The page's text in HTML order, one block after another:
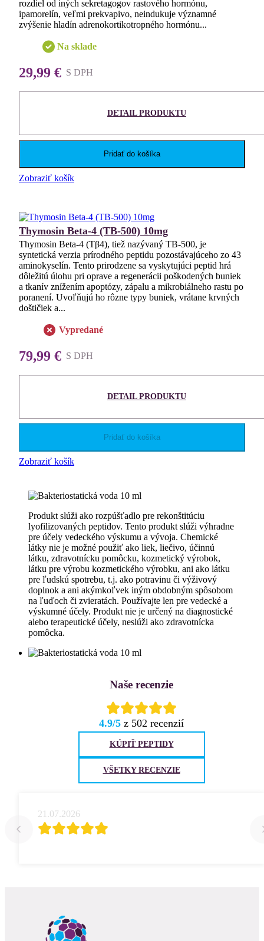
rozdiel od iných sekretagogov rastového hormónu,
ipamorelín, veľmi prekvapivo, neindukuje významné
zvýšenie hladín adrenokortikotropného hormónu...
Na sklade
29,99 € S DPH
DETAIL PRODUKTU
Pridať do košíka
Zobraziť košík
Thymosin Beta-4 (TB-500) 10mg
Thymosin Beta-4 (Tβ4), tiež nazývaný TB-500, je
syntetická verzia prírodného peptidu pozostávajúceho zo 43
aminokyselín. Tento prirodzene sa vyskytujúci peptid hrá
dôležitú úlohu pri oprave a regenerácii poškodených buniek
a tkanív znížením apoptózy, zápalu a mikrobiálneho rastu po
poranení. Uvoľňujú ho rôzne typy buniek, vrátane krvných
doštičiek a...
Vypredané
79,99 € S DPH
DETAIL PRODUKTU
Pridať do košíka
Zobraziť košík
Produkt slúži ako rozpúšťadlo pre rekonštitúciu
lyofilizovaných peptidov. Tento produkt slúži výhradne
pre účely vedeckého výskumu a vývoja. Chemické
látky nie je možné použiť ako liek, liečivo, účinnú
látku, zdravotnícku pomôcku, kozmetický výrobok,
látku pre výrobu kozmetického výrobku, ani ako látku
pre ľudskú spotrebu, t.j. ako potravinu či výživový
doplnok a ani akýmkoľvek iným obdobným spôsobom
na ľuďoch či zvieratách. Používajte len pre vedecké a
výskumné účely. Produkt nie je určený na diagnostické
alebo terapeutické účely, neslúži ako zdravotnícka
pomôcka.
Naše recenzie
4.9/5 z 502 recenzií
KÚPIŤ PEPTIDY
VŠETKY RECENZIE
21.07.2026